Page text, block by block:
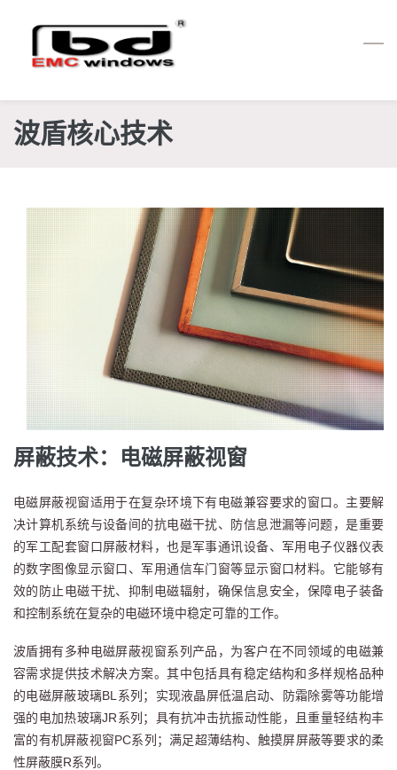
波盾核心技术
屏蔽技术：电磁屏蔽视窗
电磁屏蔽视窗适用于在复杂环境下有电磁兼容要求的窗口。主要解
决计算机系统与设备间的抗电磁干扰、防信息泄漏等问题，是重要
的军工配套窗口屏蔽材料，也是军事通讯设备、军用电子仪器仪表
的数字图像显示窗口、军用通信车门窗等显示窗口材料。它能够有
效的防止电磁干扰、抑制电磁辐射，确保信息安全，保障电子装备
和控制系统在复杂的电磁环境中稳定可靠的工作。
波盾拥有多种电磁屏蔽视窗系列产品，为客户在不同领域的电磁兼
容需求提供技术解决方案。其中包括具有稳定结构和多样规格品种
的电磁屏蔽玻璃BL系列；实现液晶屏低温启动、防霜除雾等功能增
强的电加热玻璃JR系列；具有抗冲击抗振动性能，且重量轻结构丰
富的有机屏蔽视窗PC系列；满足超薄结构、触摸屏屏蔽等要求的柔
性屏蔽膜R系列。